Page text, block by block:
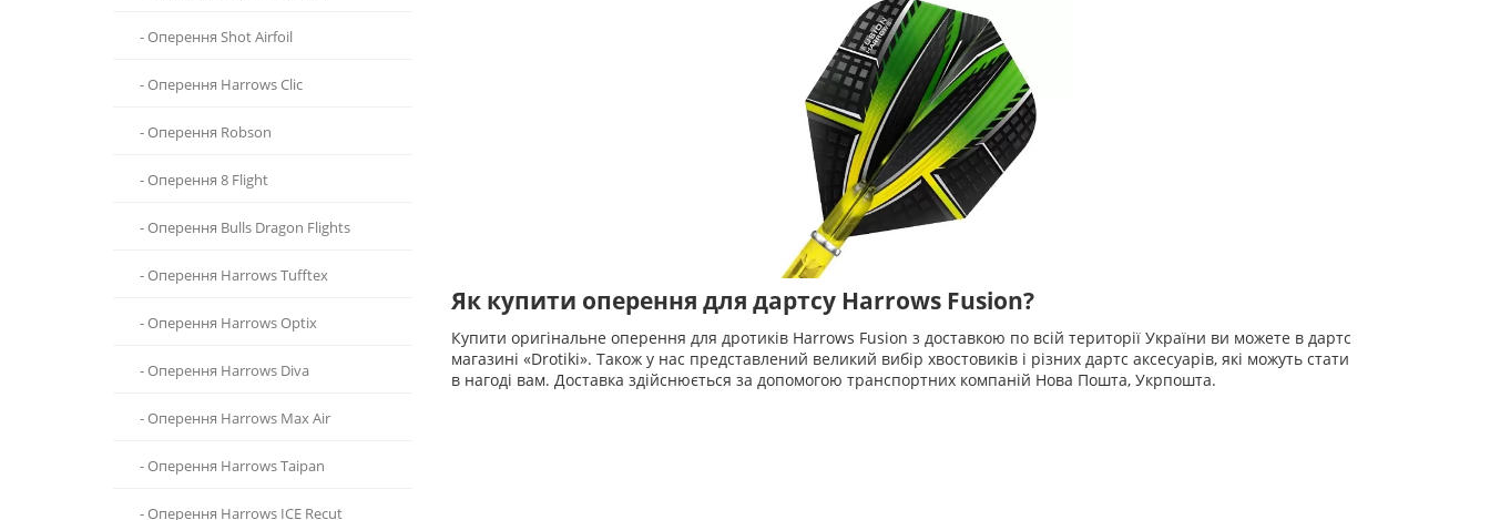
- Оперення Shot Airfoil
- Оперення Harrows Clic
- Оперення Robson
- Оперення 8 Flight
- Оперення Bulls Dragon Flights
- Оперення Harrows Tufftex
- Оперення Harrows Optix
- Оперення Harrows Diva
- Оперення Harrows Max Air
- Оперення Harrows Taipan
- Оперення Harrows ICE Recut
Як купити оперення для дартсу Harrows Fusion?
Купити оригінальне оперення для дротиків Harrows Fusion з доставкою по всій території України ви можете в дартс
магазині «Drotiki». Також у нас представлений великий вибір хвостовиків і різних дартс аксесуарів, які можуть стати
в нагоді вам. Доставка здійснюється за допомогою транспортних компаній Нова Пошта, Укрпошта.